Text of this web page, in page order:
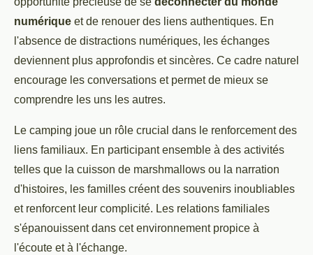
numérique et de renouer des liens authentiques. En
l'absence de distractions numériques, les échanges
deviennent plus approfondis et sincères. Ce cadre naturel
encourage les conversations et permet de mieux se
comprendre les uns les autres.
Le camping joue un rôle crucial dans le renforcement des
liens familiaux. En participant ensemble à des activités
telles que la cuisson de marshmallows ou la narration
d'histoires, les familles créent des souvenirs inoubliables
et renforcent leur complicité. Les relations familiales
s'épanouissent dans cet environnement propice à
l'écoute et à l'échange.